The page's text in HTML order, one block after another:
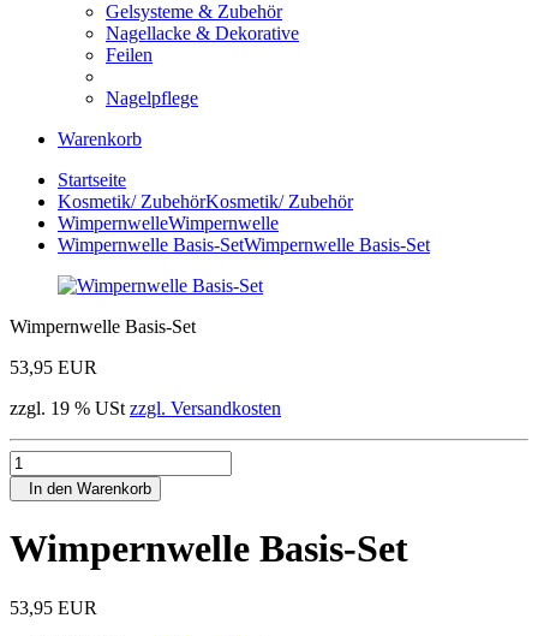
Gelsysteme & Zubehör
Nagellacke & Dekorative
Feilen
Nagelpflege
Warenkorb
Startseite
Kosmetik/ ZubehörKosmetik/ Zubehör
WimpernwelleWimpernwelle
Wimpernwelle Basis-SetWimpernwelle Basis-Set
Wimpernwelle Basis-Set
53,95 EUR
zzgl. 19 % USt zzgl. Versandkosten
In den Warenkorb
Wimpernwelle Basis-Set
53,95 EUR